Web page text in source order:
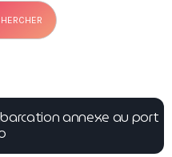
annexe au port